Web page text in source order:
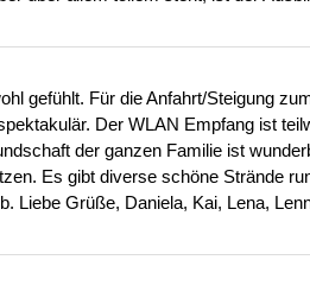
gefühlt. Für die Anfahrt/Steigung
Der WLAN Empfang ist
der ganzen Familie ist
Es gibt diverse schöne Strände
Liebe Grüße, Daniela, Kai, Lena,